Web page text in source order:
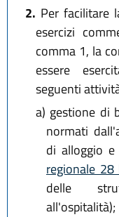
2. Per facilitare
esercizi
comma 1, la
essere
seguenti
a) gestione di
normati
di alloggio
regionale
delle
all'ospitalità);